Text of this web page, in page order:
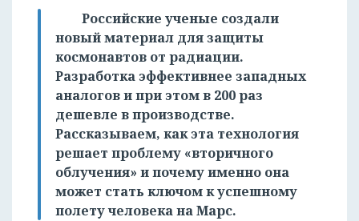
Российские ученые создали
новый материал для защиты
космонавтов от радиации.
Разработка эффективнее западных
аналогов и при этом в 200 раз
дешевле в производстве.
Рассказываем, как эта технология
решает проблему «вторичного
облучения» и почему именно она
может стать ключом к успешному
полету человека на Марс.